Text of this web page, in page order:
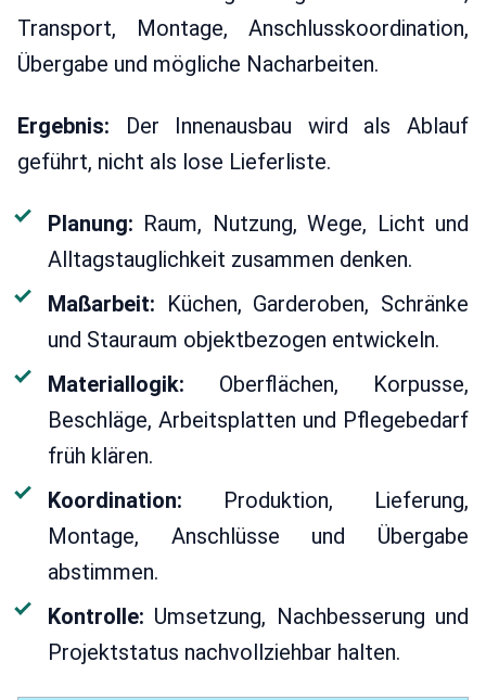
Transport, Montage, Anschlusskoordination,
Übergabe und mögliche Nacharbeiten.
Ergebnis: Der Innenausbau wird als Ablauf
geführt, nicht als lose Lieferliste.
Planung: Raum, Nutzung, Wege, Licht und
Alltagstauglichkeit zusammen denken.
Maßarbeit: Küchen, Garderoben, Schränke
und Stauraum objektbezogen entwickeln.
Materiallogik: Oberflächen, Korpusse,
Beschläge, Arbeitsplatten und Pflegebedarf
früh klären.
Koordination: Produktion, Lieferung,
Montage, Anschlüsse und Übergabe
abstimmen.
Kontrolle: Umsetzung, Nachbesserung und
Projektstatus nachvollziehbar halten.